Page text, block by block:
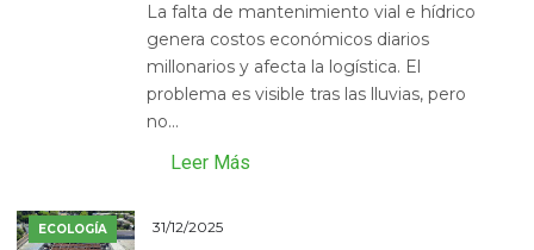
La falta de mantenimiento vial e hídrico
genera costos económicos diarios
millonarios y afecta la logística. El
problema es visible tras las lluvias, pero
no...
Leer Más
ECOLOGÍA 31/12/2025